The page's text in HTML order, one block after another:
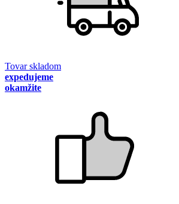
Tovar skladom
expedujeme
okamžite